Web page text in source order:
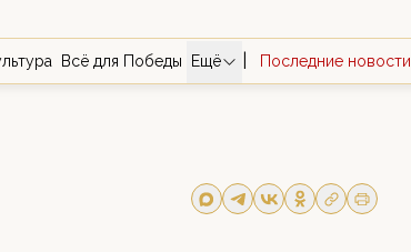
Всё для Победы Ещё Последние новости